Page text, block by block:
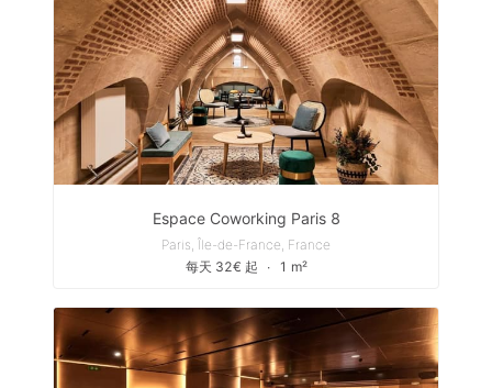
Espace Coworking Paris 8
Paris, Île-de-France, France
每天 32€ 起
∙ 1 m²